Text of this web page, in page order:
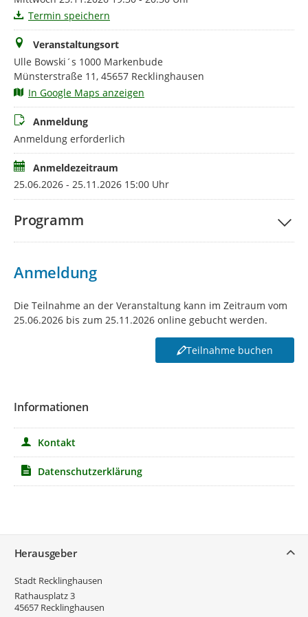
Termin speichern
Veranstaltungsort
Ulle Bowski´s 1000 Markenbude
Münsterstraße 11, 45657 Recklinghausen
In Google Maps anzeigen
Anmeldung
Anmeldung erforderlich
Anmeldezeitraum
25.06.2026 - 25.11.2026 15:00 Uhr
Programm
Anmeldung
Die Teilnahme an der Veranstaltung kann im Zeitraum vom
25.06.2026 bis zum 25.11.2026 online gebucht werden.
Teilnahme buchen
Informationen
Kontakt
Datenschutzerklärung
Herausgeber
Stadt Recklinghausen
Rathausplatz 3
45657 Recklinghausen